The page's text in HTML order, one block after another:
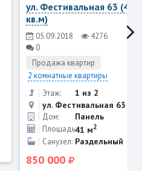
ул. Фестивальная 63 (41
кв.м)
05.09.2018
4276
0
Продажа квартир
2 комнатные квартиры
Этаж:
1 из 2
ул. Фестивальная 63
Дом: Панель
Площадь:41 м2
Санузел: Раздельный
850 000